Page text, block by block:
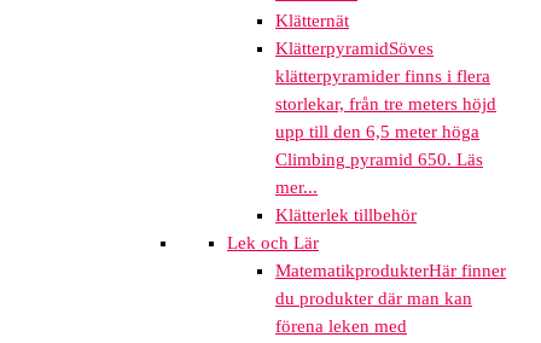
Klätternät
KlätterpyramidSöves
klätterpyramider finns i flera
storlekar, från tre meters höjd
upp till den 6,5 meter höga
Climbing pyramid 650. Läs
mer...
Klätterlek tillbehör
Lek och Lär
MatematikprodukterHär finner
du produkter där man kan
förena leken med